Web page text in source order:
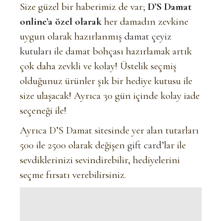
Size güzel bir haberimiz de var;D’S Damat
online’a özel olarak her damadın zevkine
uygun olarak hazırlanmışdamat çeyiz
kutuları ile damat bohçası hazırlamak artık
çok daha zevkli ve kolay! Üstelik seçmiş
olduğunuz ürünler şık bir hediye kutusu ile
size ulaşacak! Ayrıca 30 gün içinde kolay iade
seçeneği ile!
Ayrıca D’S Damat sitesinde yer alan tutarları
500 ile 2500 olarak değişengift card’lar ile
sevdiklerinizi sevindirebilir, hediyelerini
seçme fırsatı verebilirsiniz.